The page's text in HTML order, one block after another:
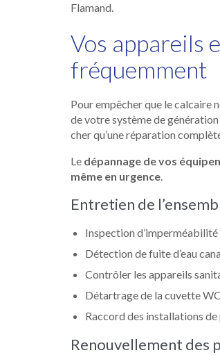
Flamand.
Vos appareils
fréquemment
Pour empêcher que le calcaire
de votre système de
cher qu’une réparation
Le dépannage de vos
même en urgence.
Entretien de
Inspection
Détection de fuite d’eau
Contrôler les appareils
Détartrage de la cuvette
Raccord des installations
Renouvellement des